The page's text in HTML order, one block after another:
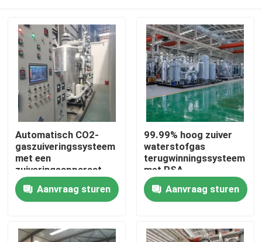
Thuis
Producten
Over ons
Automatisch CO2-
gaszuiveringssysteem
met een
zuiveringsapparaat
van 99,99% zuiverheid
Aanvraag sturen
99.99% hoog zuiver
waterstofgas
terugwinningssysteem
met PSA-
zuiveringssysteem
Aanvraag sturen